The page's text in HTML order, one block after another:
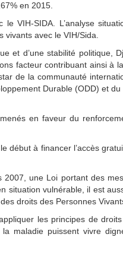
en 2015.
VIH-SIDA. L’analyse
avec le VIH/Sida.
et d’une stabilité politique,
facteur contribuant ainsi à
de la communauté
Durable (ODD) et du
en faveur du
début à financer l’accès
une Loi portant des
situation vulnérable, il est
droits des Personnes
les principes de
maladie puissent vivre